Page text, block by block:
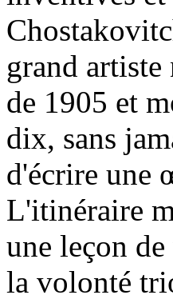
grand
de 1905 et
dix, sans
d'écrire une
L'itinéraire
une leçon
la volonté